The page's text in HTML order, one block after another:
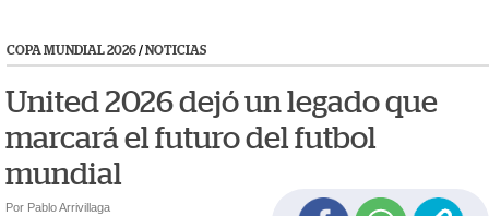
COPA MUNDIAL 2026/ NOTICIAS
United 2026 dejó un legado que
marcará el futuro del futbol
mundial
Por Pablo Arrivillaga